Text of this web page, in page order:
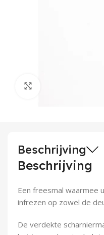
Beschrijving
Beschrijving
Een freesmal waarmee
infrezen op zowel de
De verdekte